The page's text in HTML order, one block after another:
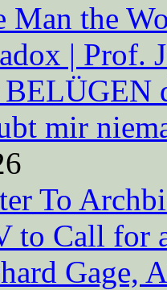
Man the
| Prof.
BELÜGEN
mir
To
to Call for
Gage,